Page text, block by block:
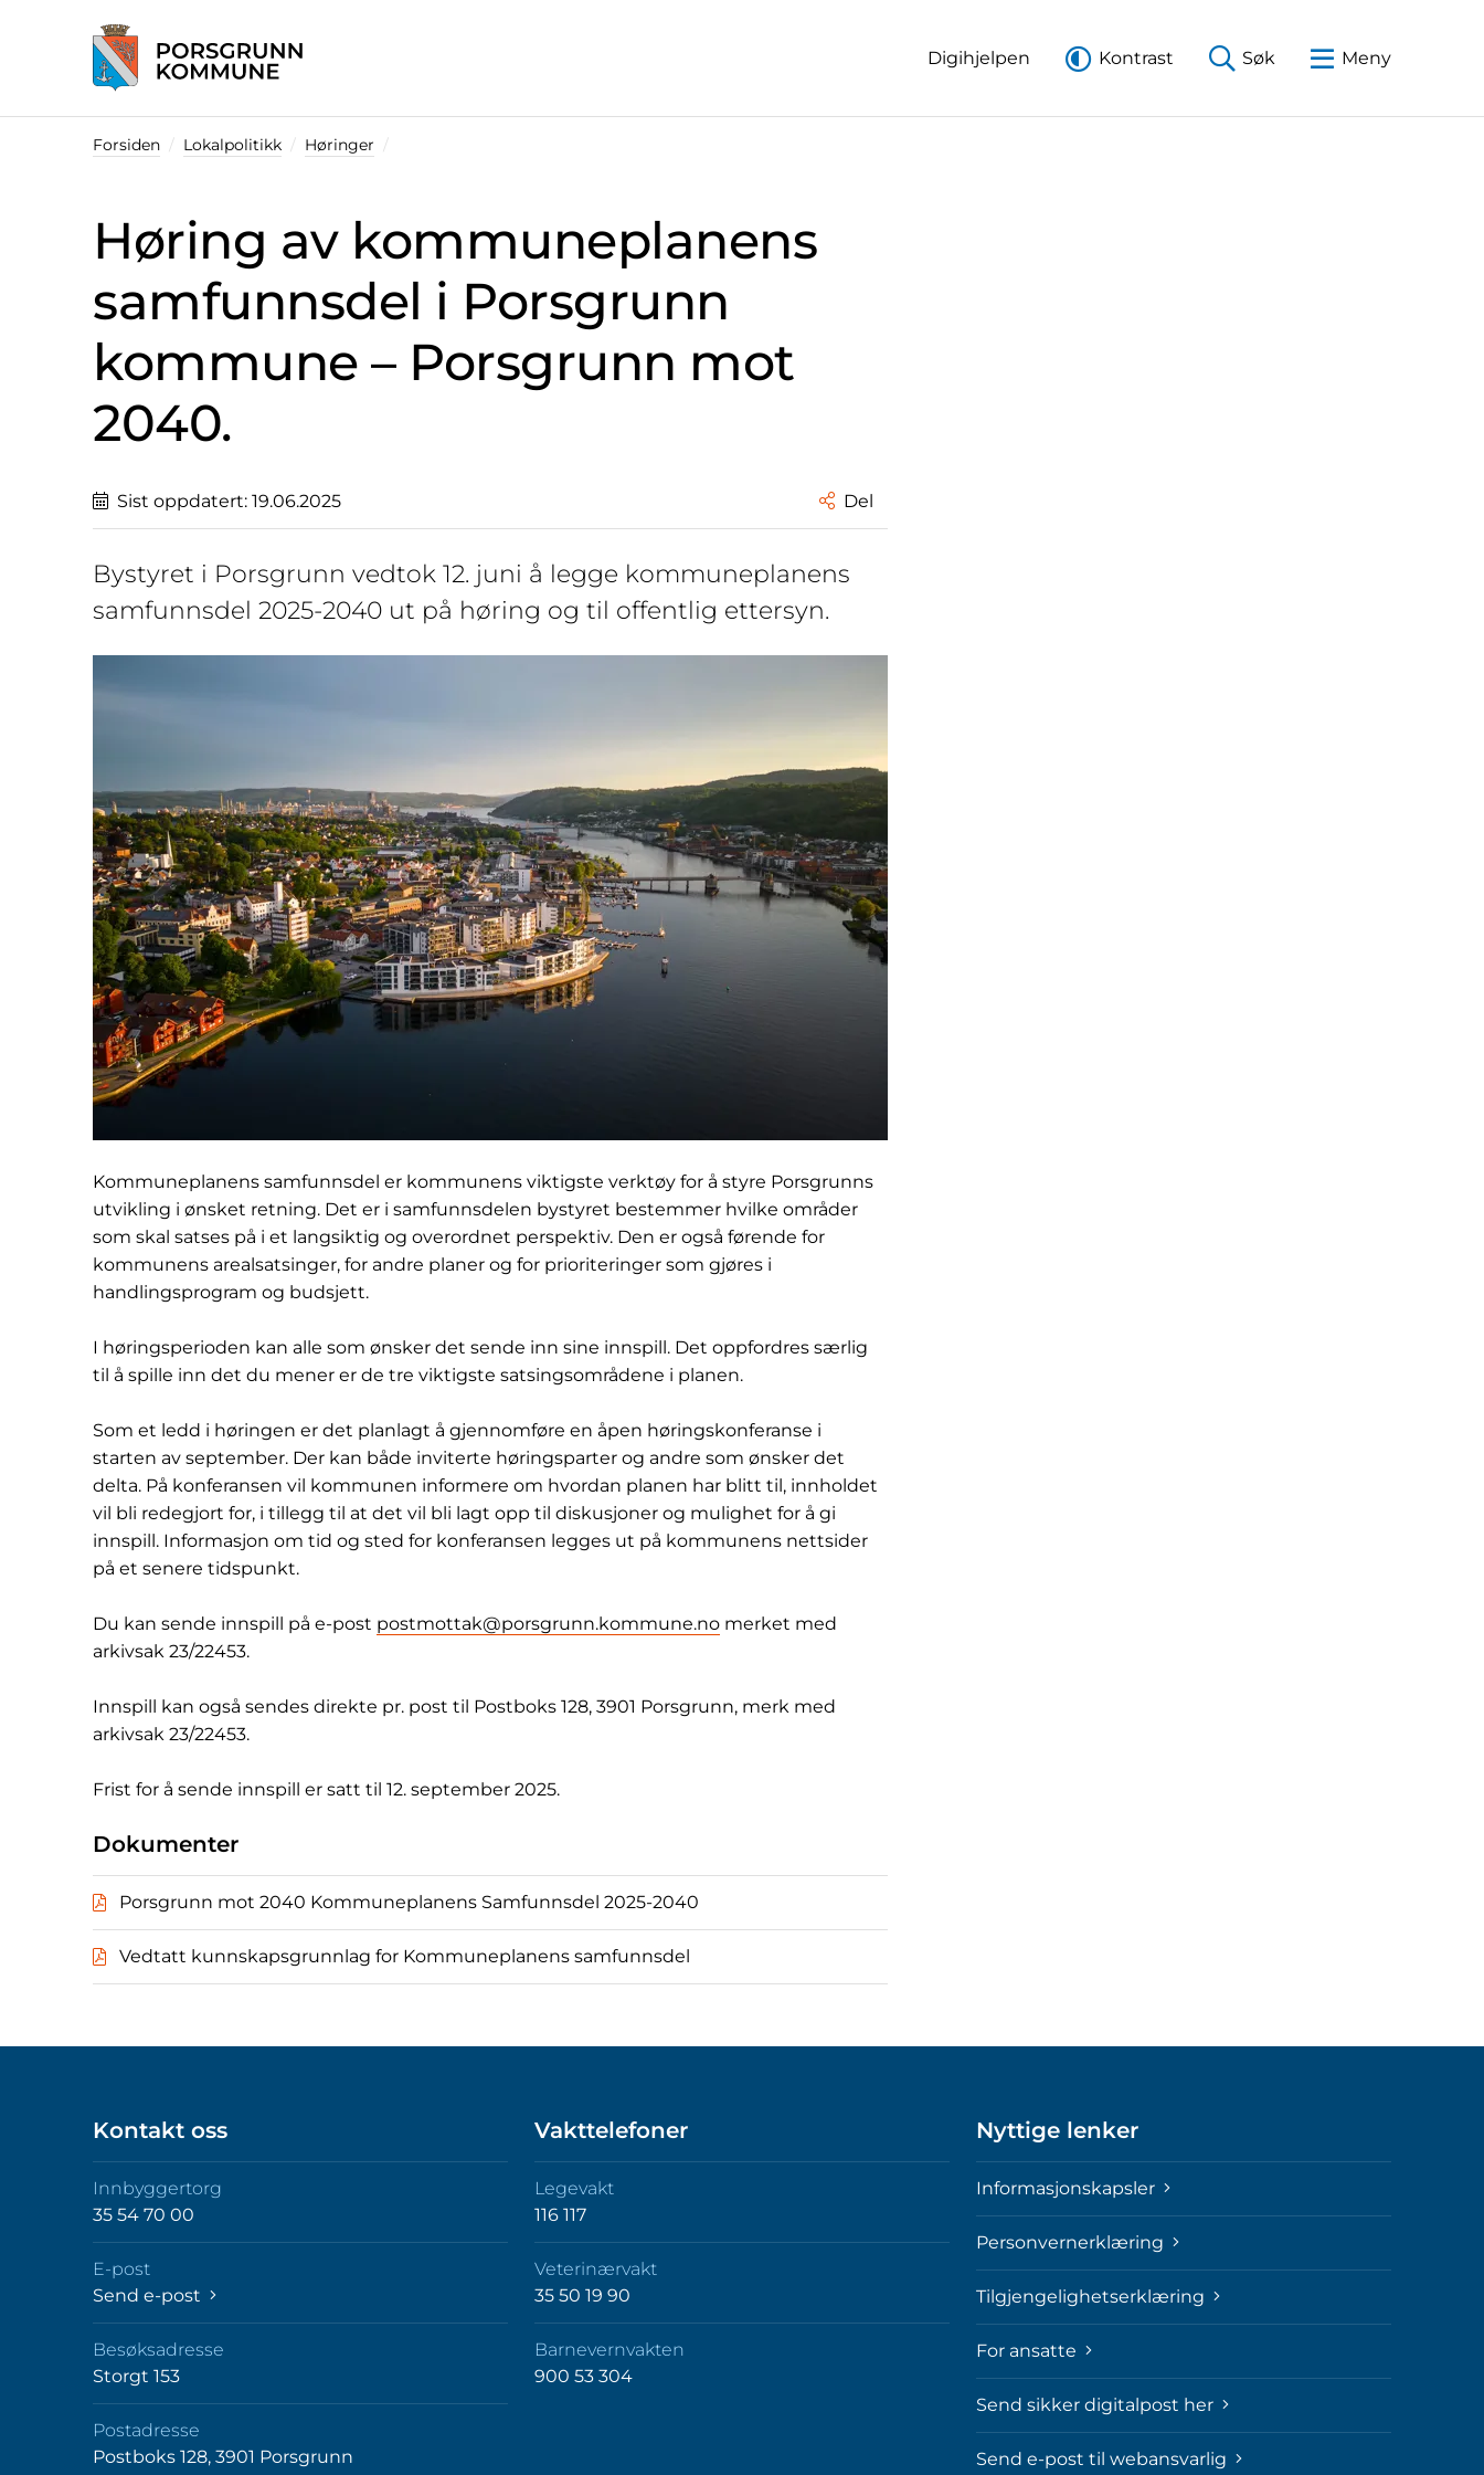
Digihjelpen Kontrast Søk Meny
Forsiden Lokalpolitikk Høringer
Høring av kommuneplanens
samfunnsdel i Porsgrunn
kommune – Porsgrunn mot
2040.
Sist oppdatert: 19.06.2025 Del
Bystyret i Porsgrunn vedtok 12. juni å legge kommuneplanens
samfunnsdel 2025-2040 ut på høring og til offentlig ettersyn.
Kommuneplanens samfunnsdel er kommunens viktigste verktøy for å styre Porsgrunns
utvikling i ønsket retning. Det er i samfunnsdelen bystyret bestemmer hvilke områder
som skal satses på i et langsiktig og overordnet perspektiv. Den er også førende for
kommunens arealsatsinger, for andre planer og for prioriteringer som gjøres i
handlingsprogram og budsjett.
I høringsperioden kan alle som ønsker det sende inn sine innspill. Det oppfordres særlig
til å spille inn det du mener er de tre viktigste satsingsområdene i planen.
Som et ledd i høringen er det planlagt å gjennomføre en åpen høringskonferanse i
starten av september. Der kan både inviterte høringsparter og andre som ønsker det
delta. På konferansen vil kommunen informere om hvordan planen har blitt til, innholdet
vil bli redegjort for, i tillegg til at det vil bli lagt opp til diskusjoner og mulighet for å gi
innspill. Informasjon om tid og sted for konferansen legges ut på kommunens nettsider
på et senere tidspunkt.
Du kan sende innspill på e-post postmottak@porsgrunn.kommune.no merket med
arkivsak 23/22453.
Innspill kan også sendes direkte pr. post til Postboks 128, 3901 Porsgrunn, merk med
arkivsak 23/22453.
Frist for å sende innspill er satt til 12. september 2025.
Dokumenter
Porsgrunn mot 2040 Kommuneplanens Samfunnsdel 2025-2040
Vedtatt kunnskapsgrunnlag for Kommuneplanens samfunnsdel
Kontakt oss
Innbyggertorg
35 54 70 00
E-post
Send e-post
Besøksadresse
Storgt 153
Postadresse
Postboks 128, 3901 Porsgrunn
Vakttelefoner
Legevakt
116 117
Veterinærvakt
35 50 19 90
Barnevernvakten
900 53 304
Nyttige lenker
Informasjonskapsler
Personvernerklæring
Tilgjengelighetserklæring
For ansatte
Send sikker digitalpost her
Send e-post til webansvarlig